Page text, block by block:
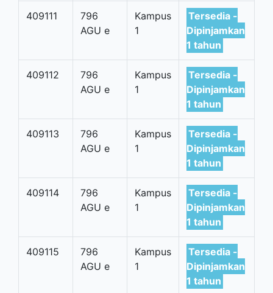
409111
796
AGU e
Kampus
1
Tersedia -
Dipinjamkan
1 tahun
409112
796
AGU e
Kampus
1
Tersedia -
Dipinjamkan
1 tahun
409113
796
AGU e
Kampus
1
Tersedia -
Dipinjamkan
1 tahun
409114
796
AGU e
Kampus
1
Tersedia -
Dipinjamkan
1 tahun
409115
796
AGU e
Kampus
1
Tersedia -
Dipinjamkan
1 tahun